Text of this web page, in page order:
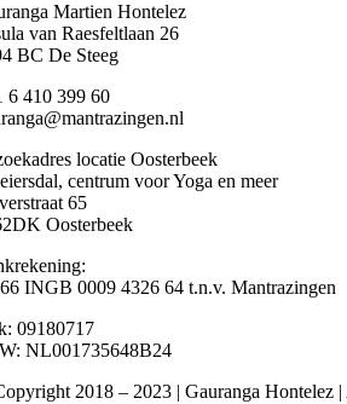
Martien Hontelez
van Raesfeltlaan 26
BC De Steeg
6 410 399 60
locatie Oosterbeek
centrum voor Yoga en meer
65
Oosterbeek
INGB 0009 4326 64 t.n.v. Mantrazingen
09180717
NL001735648B24
2018 – 2023 | Gauranga Hontelez